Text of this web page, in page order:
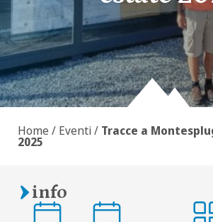
Home / Eventi/ Tracce a
2025
info